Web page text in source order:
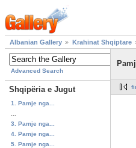
Albanian Gallery Krahinat Shqiptare
Advanced Search
Shqipëria e Jugut
1. Pamje nga...
3. Pamje nga...
4. Pamje nga...
5. Pamje nga...